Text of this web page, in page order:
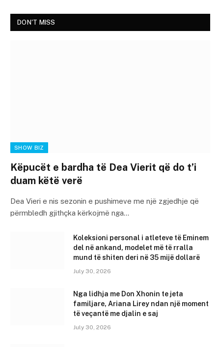
DON'T MISS
SHOW BIZ
Këpucët e bardha të Dea Vierit që do t’i
duam këtë verë
Dea Vieri e nis sezonin e pushimeve me një zgjedhje që
përmbledh gjithçka kërkojmë nga…
Koleksioni personal i atleteve të Eminem
del në ankand, modelet më të rralla
mund të shiten deri në 35 mijë dollarë
July 30, 2026
Nga lidhja me Don Xhonin te jeta
familjare, Ariana Lirey ndan një moment
të veçantë me djalin e saj
July 30, 2026